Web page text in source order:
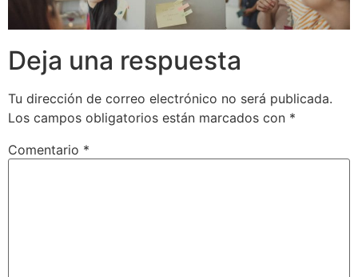
Deja una respuesta
Tu dirección de correo electrónico no será publicada.
Los campos obligatorios están marcados con *
Comentario *